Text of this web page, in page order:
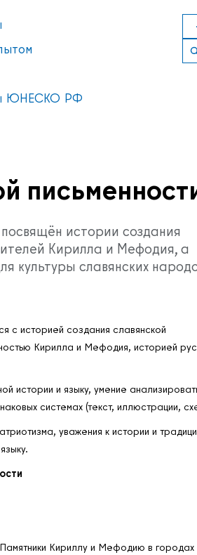
ЮНЕСКО РФ
истории создания
Кирилла и Мефодия, а
культуры славянских
с историей создания славянской
Кирилла и Мефодия, историей
истории и языку, умение
системах (текст, иллюстрации,
уважения к истории и
Кириллу и Мефодию в городах